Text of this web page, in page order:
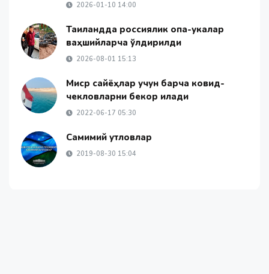
2026-01-10 14:00
Таиландда россиялик опа-укалар
ваҳшийларча ўлдирилди
2026-08-01 15:13
Миср сайёҳлар учун барча ковид-
чекловларни бекор қилади
2022-06-17 05:30
Самимий қутловлар
2019-08-30 15:04